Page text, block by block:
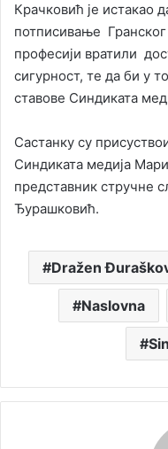
Крачковић је истакао
потписивање
професији вратили
сигурност, те да би у
ставове Синдиката
Састанку су
Синдиката медија
представник
Ђурашковић.
Dražen
Naslovna